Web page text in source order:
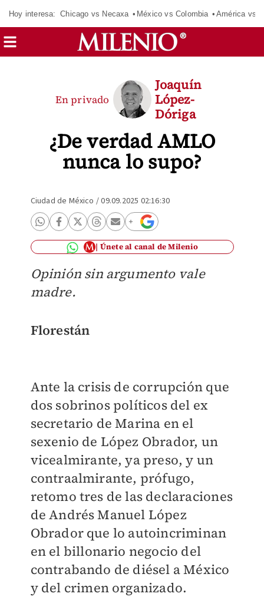
Hoy interesa: Chicago vs Necaxa México vs Colombia América vs
¿De verdad AMLO
nunca lo supo?
En privado
Joaquín
López-
Dóriga
Ciudad de México /09.09.2025 02:16:30
Únete al canal de Milenio
Opinión sin argumento vale
madre.
Florestán
Ante la crisis de corrupción que
dos sobrinos políticos del ex
secretario de Marina en el
sexenio de López Obrador, un
vicealmirante, ya preso, y un
contraalmirante, prófugo,
retomo tres de las declaraciones
de Andrés Manuel López
Obrador que lo autoincriminan
en el billonario negocio del
contrabando de diésel a México
y del crimen organizado.